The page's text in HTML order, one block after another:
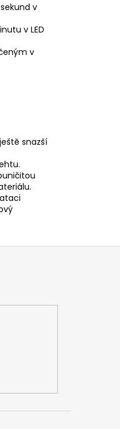
v
v LED
v
snazší